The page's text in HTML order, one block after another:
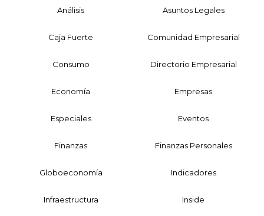
Análisis Asuntos Legales
Caja Fuerte Comunidad Empresarial
Consumo Directorio Empresarial
Economía Empresas
Especiales Eventos
Finanzas Finanzas Personales
Globoeconomía Indicadores
Infraestructura Inside